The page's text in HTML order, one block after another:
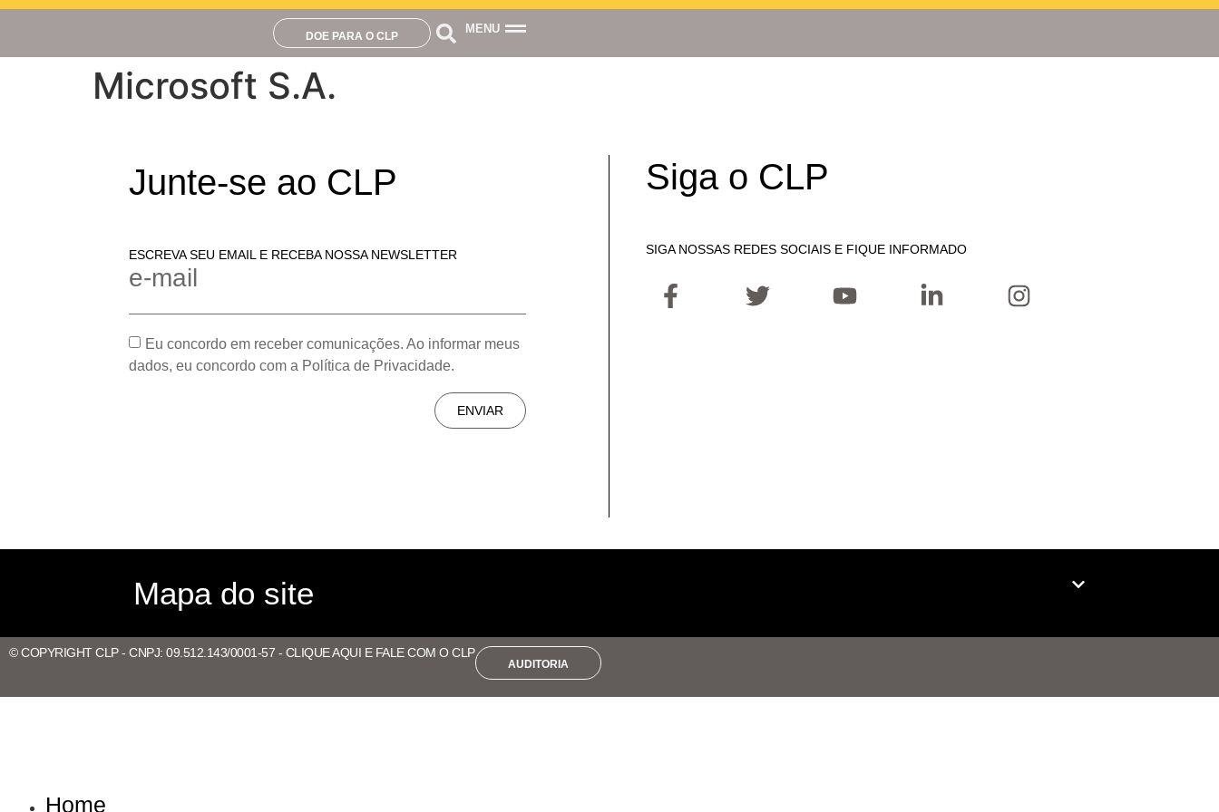
DOE PARA O CLP
MENU
Microsoft S.A.
Junte-se ao CLP
ESCREVA SEU EMAIL E RECEBA NOSSA NEWSLETTER
e-mail
Eu concordo em receber comunicações. Ao informar meus
dados, eu concordo com a Política de Privacidade.
ENVIAR
Siga o CLP
SIGA NOSSAS REDES SOCIAIS E FIQUE INFORMADO
Mapa do site
© COPYRIGHT CLP - CNPJ: 09.512.143/0001-57 - CLIQUE AQUI E FALE COM O CLP
AUDITORIA
Home